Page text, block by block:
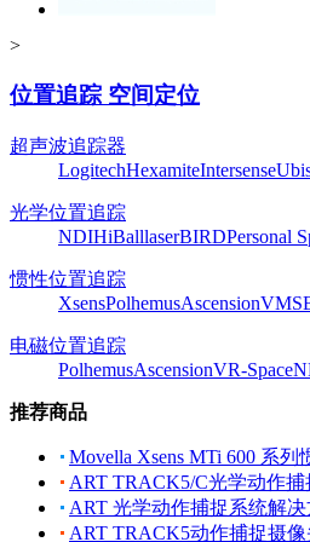
>
位置追踪 空间定位
超声波追踪器
LogitechHexamiteIntersense
光学位置追踪
NDIHiBalllaserBIRDPersonal
惯性位置追踪
XsensPolhemusAscension
电磁位置追踪
PolhemusAscensionVR-Space
推荐商品
Movella Xsens MTi 600 系列
ART TRACK5/C光学动作捕
ART 光学动作捕捉系统解决
ART TRACK5动作捕捉摄像